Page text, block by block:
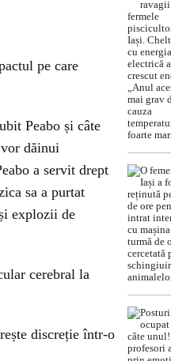
pe care
Peabo și câte
dăinui
a servit drept
sa a purtat
explozii de
cerebral la
discreție într-o